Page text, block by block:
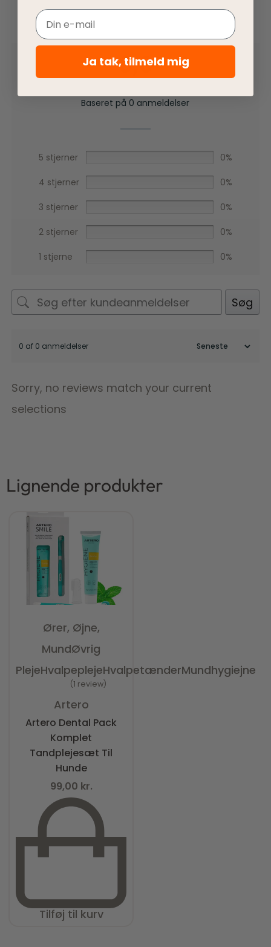
0,0
Baseret på 0 anmeldelser
5 stjerner 0%
4 stjerner 0%
3 stjerner 0%
2 stjerner 0%
1 stjerne 0%
Søg
0 af 0 anmeldelser
Sorry, no reviews match your current
selections
Lignende produkter
Ører, Øjne,
MundØvrig
PlejeHvalpeplejeHvalpetænderMundhygiejne
1 review
Artero
Artero Dental Pack
Komplet
Tandplejesæt Til
Hunde
99,00 kr.
Tilføj til kurv
Email
Ja tak, tilmeld mig